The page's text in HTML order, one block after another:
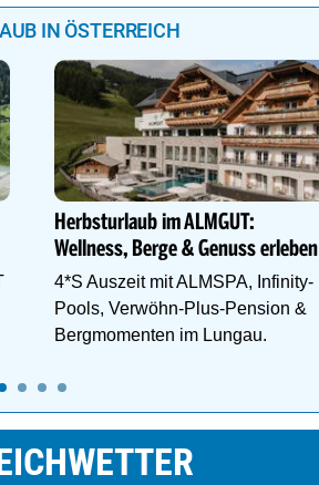
IN ÖSTERREICH
Herbsturlaub im ALMGUT:
Wellness, Berge & Genuss erleben
4*S Auszeit mit ALMSPA, Infinity-
Pools, Verwöhn-Plus-Pension &
Bergmomenten im Lungau.